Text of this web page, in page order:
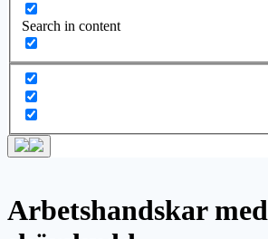
Search in content
Arbetshandskar med